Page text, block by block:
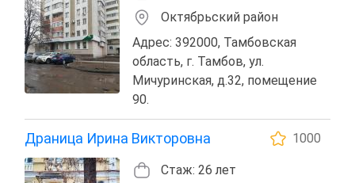
Октябрьский район
Адрес: 392000, Тамбовская
область, г. Тамбов, ул.
Мичуринская, д.32, помещение
90.
Драница Ирина Викторовна 1000
Стаж: 26 лет